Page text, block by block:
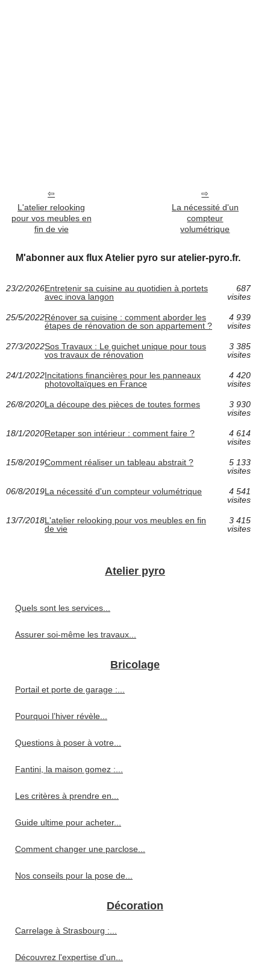
L'atelier relooking
pour vos meubles en
fin de vie
La nécessité d'un
compteur
volumétrique
M'abonner aux flux Atelier pyro sur atelier-pyro.fr.
23/2/2026Entretenir sa cuisine au quotidien à portets
avec inova langon
687
visites
25/5/2022Rénover sa cuisine : comment aborder les
étapes de rénovation de son appartement ?
4 939
visites
27/3/2022Sos Travaux : Le guichet unique pour tous
vos travaux de rénovation
3 385
visites
24/1/2022Incitations financières pour les panneaux
photovoltaïques en France
4 420
visites
26/8/2020La découpe des pièces de toutes formes
3 930
visites
18/1/2020Retaper son intérieur : comment faire ?
4 614
visites
15/8/2019Comment réaliser un tableau abstrait ?
5 133
visites
06/8/2019La nécessité d'un compteur volumétrique
4 541
visites
13/7/2018L'atelier relooking pour vos meubles en fin
de vie
3 415
visites
Atelier pyro
Quels sont les services...
Assurer soi-même les travaux...
Bricolage
Portail et porte de garage :...
Pourquoi l’hiver révèle...
Questions à poser à votre...
Fantini, la maison gomez :...
Les critères à prendre en...
Guide ultime pour acheter...
Comment changer une parclose...
Nos conseils pour la pose de...
Décoration
Carrelage à Strasbourg :...
Découvrez l'expertise d'un...